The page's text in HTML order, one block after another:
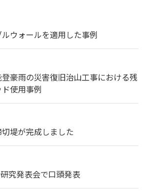
ウォールを適用した事例
豪雨の災害復旧治山工事における残
使用事例
堤が完成しました
究発表会で口頭発表